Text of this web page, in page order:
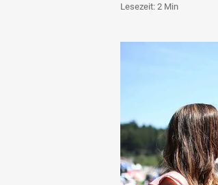
Lesezeit: 2 Min